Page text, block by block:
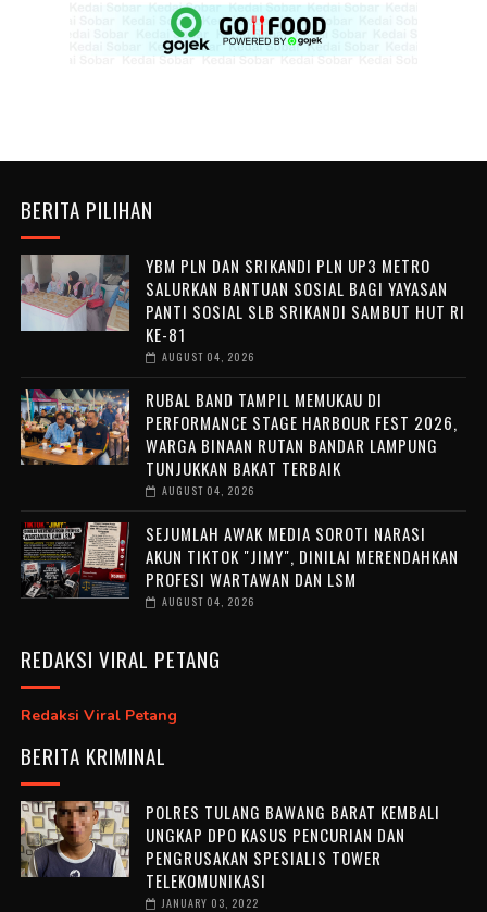
BERITA PILIHAN
YBM PLN DAN SRIKANDI PLN UP3 METRO
SALURKAN BANTUAN SOSIAL BAGI YAYASAN
PANTI SOSIAL SLB SRIKANDI SAMBUT HUT RI
KE-81
AUGUST 04, 2026
RUBAL BAND TAMPIL MEMUKAU DI
PERFORMANCE STAGE HARBOUR FEST 2026,
WARGA BINAAN RUTAN BANDAR LAMPUNG
TUNJUKKAN BAKAT TERBAIK
AUGUST 04, 2026
SEJUMLAH AWAK MEDIA SOROTI NARASI
AKUN TIKTOK "JIMY", DINILAI MERENDAHKAN
PROFESI WARTAWAN DAN LSM
AUGUST 04, 2026
REDAKSI VIRAL PETANG
Redaksi Viral Petang
BERITA KRIMINAL
POLRES TULANG BAWANG BARAT KEMBALI
UNGKAP DPO KASUS PENCURIAN DAN
PENGRUSAKAN SPESIALIS TOWER
TELEKOMUNIKASI
JANUARY 03, 2022